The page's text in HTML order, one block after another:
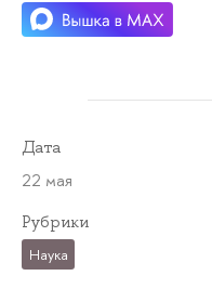
Дата
22 мая
Рубрики
Наука